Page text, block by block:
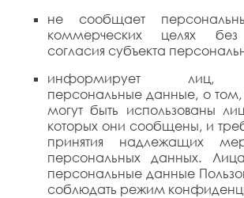
не сообщает
коммерческих целях без
согласия субъекта
информирует лиц,
персональные данные, о том,
могут быть использованы
которых они сообщены, и
принятия надлежащих
персональных данных.
персональные данные
соблюдать режим